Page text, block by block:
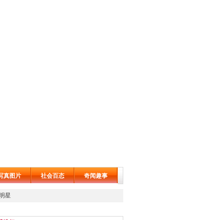
真图片 社会百态 奇闻趣事
星